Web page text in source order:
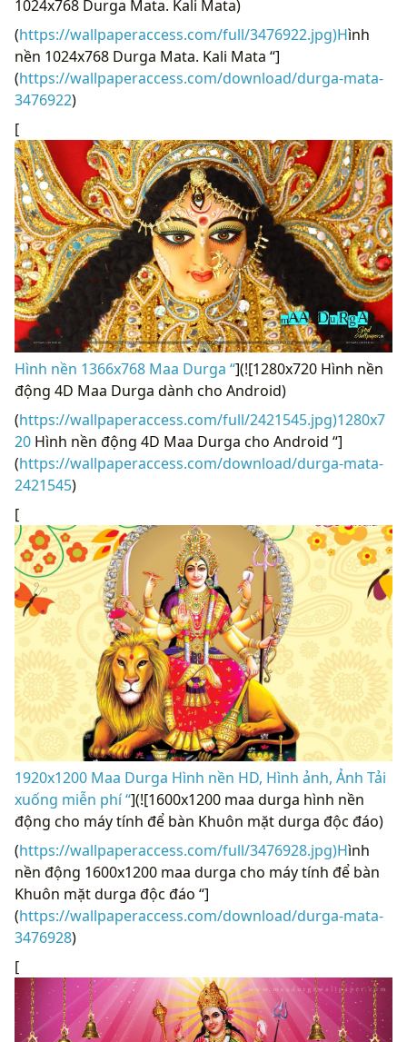
1024x768 Durga Mata. Kali Mata)
(https://wallpaperaccess.com/full/3476922.jpg)Hình
nền 1024x768 Durga Mata. Kali Mata “]
(https://wallpaperaccess.com/download/durga-mata-
3476922)
[
Hình nền 1366x768 Maa Durga “](![1280x720 Hình nền
động 4D Maa Durga dành cho Android)
(https://wallpaperaccess.com/full/2421545.jpg)1280x7
20 Hình nền động 4D Maa Durga cho Android “]
(https://wallpaperaccess.com/download/durga-mata-
2421545)
[
1920x1200 Maa Durga Hình nền HD, Hình ảnh, Ảnh Tải
xuống miễn phí “](![1600x1200 maa durga hình nền
động cho máy tính để bàn Khuôn mặt durga độc đáo)
(https://wallpaperaccess.com/full/3476928.jpg)Hình
nền động 1600x1200 maa durga cho máy tính để bàn
Khuôn mặt durga độc đáo “]
(https://wallpaperaccess.com/download/durga-mata-
3476928)
[